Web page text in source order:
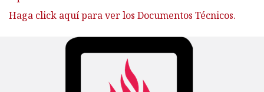
Haga click aquí para ver los Documentos Técnicos.